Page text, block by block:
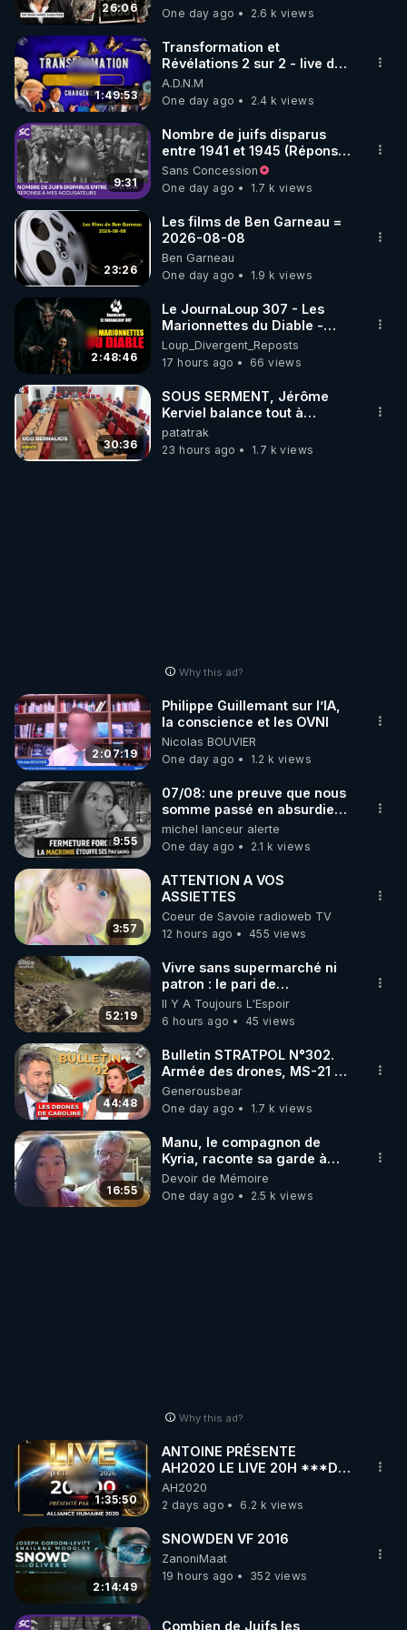
code : REGENERE10
▶ 30 jours gratuit sur l’application de méditation et
de bien-être ENVOL :
Rendez-vous sur https://www.envol.app/code
le code : REGENERE
26:06
jusqu où auront-t-il ?
One day ago
2.6 k views
1:49:53
Transformation et
Révélations 2 sur 2 - live du
07/08/26
A.D.N.M
One day ago
2.4 k views
9:31
Nombre de juifs disparus
entre 1941 et 1945 (Réponse
à mes accusateurs)
Sans Concession
One day ago
1.7 k views
23:26
Les films de Ben Garneau =
2026-08-08
Ben Garneau
One day ago
1.9 k views
2:48:46
Le JournaLoup 307 - Les
Marionnettes du Diable -
Loup Divergent 2026.08.07
Loup_Divergent_Reposts
17 hours ago
66 views
30:36
SOUS SERMENT, Jérôme
Kerviel balance tout à
l'Assemblée !
patatrak
23 hours ago
1.7 k views
Why this ad?
2:07:19
Philippe Guillemant sur l’IA,
la conscience et les OVNI
Nicolas BOUVIER
One day ago
1.2 k views
9:55
07/08: une preuve que nous
somme passé en absurdie
une dictature qui veut faire
taire ses opposant !
michel lanceur alerte
One day ago
2.1 k views
3:57
ATTENTION A VOS
ASSIETTES
Coeur de Savoie radioweb TV
12 hours ago
455 views
52:19
Vivre sans supermarché ni
patron : le pari de
l’autonomie
Il Y A Toujours L'Espoir
6 hours ago
45 views
44:48
Bulletin STRATPOL N°302.
Armée des drones, MS-21 en
série, missiles coréens.
07.08.2026.
Generousbear
One day ago
1.7 k views
16:55
Manu, le compagnon de
Kyria, raconte sa garde à
vue musclée. PARTAGEZ!
Devoir de Mémoire
One day ago
2.5 k views
Why this ad?
1:35:50
ANTOINE PRÉSENTE
AH2020 LE LIVE 20H ***DU
06/08/2026***
AH2020
2 days ago
6.2 k views
2:14:49
SNOWDEN VF 2016
ZanoniMaat
19 hours ago
352 views
Combien de Juifs les